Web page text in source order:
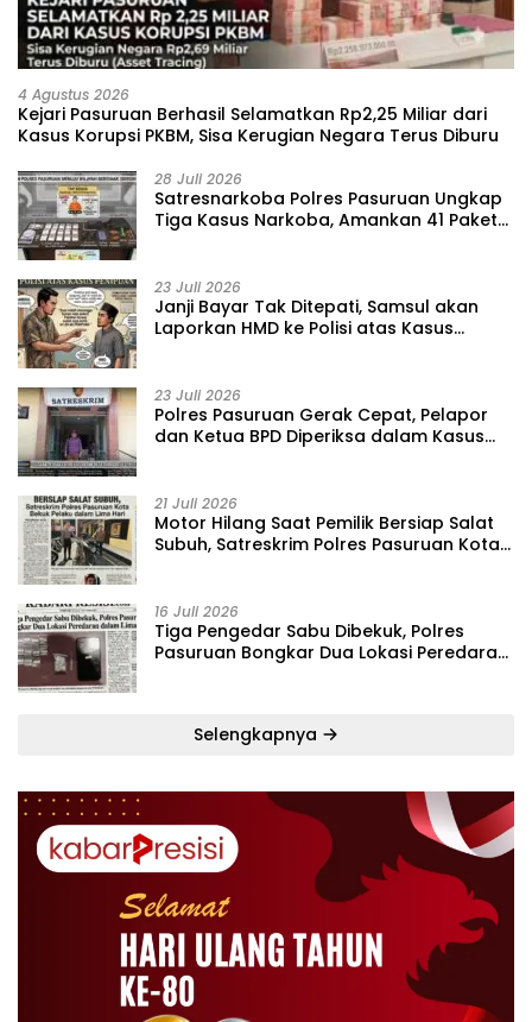
4 Agustus 2026
Kejari Pasuruan Berhasil Selamatkan Rp2,25 Miliar dari
Kasus Korupsi PKBM, Sisa Kerugian Negara Terus Diburu
28 Juli 2026
‎Satresnarkoba Polres Pasuruan Ungkap
Tiga Kasus Narkoba, Amankan 41 Paket
23 Juli 2026
‎Janji Bayar Tak Ditepati, Samsul akan
Laporkan HMD ke Polisi atas Kasus
23 Juli 2026
‎Polres Pasuruan Gerak Cepat, Pelapor
dan Ketua BPD Diperiksa dalam Kasus
21 Juli 2026
‎Motor Hilang Saat Pemilik Bersiap Salat
Subuh, Satreskrim Polres Pasuruan Kota
16 Juli 2026
Tiga Pengedar Sabu Dibekuk, Polres
Pasuruan Bongkar Dua Lokasi Peredaran
Selengkapnya